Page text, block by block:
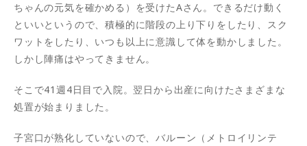
ちゃんの元気を確かめる）を受けたAさん。できるだけ動く
といいというので、積極的に階段の上り下りをしたり、スク
ワットをしたり、いつも以上に意識して体を動かしました。
しかし陣痛はやってきません。
そこで41週4日目で入院。翌日から出産に向けたさまざまな
処置が始まりました。
子宮口が熟化していないので、バルーン（メトロイリンテ